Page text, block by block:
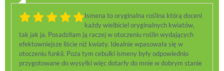
Ismena to oryginalna roślina którą doceni
każdy wielbiciel oryginalnych kwiatów,
tak jak ja. Posadziłam ją raczej w otoczeniu roślin wydających
efektowniejsze liście niż kwiaty. Idealnie wpasowała się w
otoczeniu funkii. Poza tym cebulki ismeny były odpowiednio
przygotowane do wysyłki więc dotarły do mnie w dobrym stanie